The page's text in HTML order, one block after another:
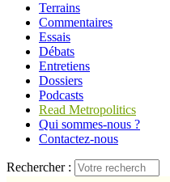
Terrains
Commentaires
Essais
Débats
Entretiens
Dossiers
Podcasts
Read Metropolitics
Qui sommes-nous ?
Contactez-nous
Rechercher :